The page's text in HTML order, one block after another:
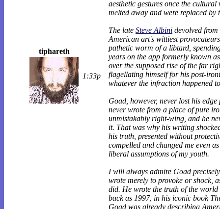
tiphareth
1:33p
aesthetic gestures once the cultural
melted away and were replaced by
The late Steve Albini devolved
American art's wittiest
pathetic worm of a libtard,
years on the app formerly known
over the supposed rise of the far
flagellating himself for his post-
whatever the infraction happened
Goad, however, never lost his edge
never wrote from a place of pure
unmistakably right-wing, and he
it. That was why his writing
his truth, presented without
compelled and changed me even
liberal assumptions of my youth.
I will always admire Goad
wrote merely to provoke or shock,
did. He wrote the truth of the world
back as 1997, in his iconic book
Goad was already describing